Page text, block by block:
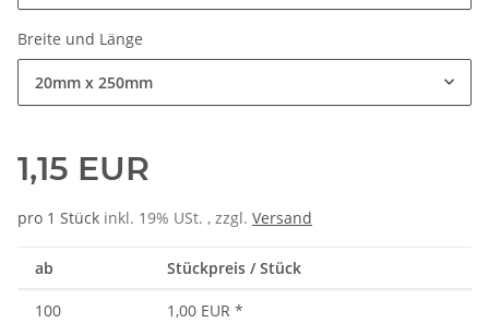
Breite und Länge
20mm x 250mm
1,15 EUR
pro 1 Stück inkl. 19% USt. , zzgl. Versand
ab Stückpreis / Stück
100 1,00 EUR *